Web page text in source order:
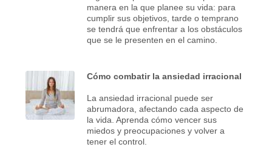
manera en la que planee su vida: para
cumplir sus objetivos, tarde o temprano
se tendrá que enfrentar a los obstáculos
que se le presenten en el camino.
Cómo combatir la ansiedad irracional
La ansiedad irracional puede ser
abrumadora, afectando cada aspecto de
la vida. Aprenda cómo vencer sus
miedos y preocupaciones y volver a
tener el control.